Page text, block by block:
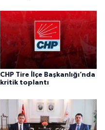
CHP Tire İlçe Başkanlığı’nda
kritik toplantı